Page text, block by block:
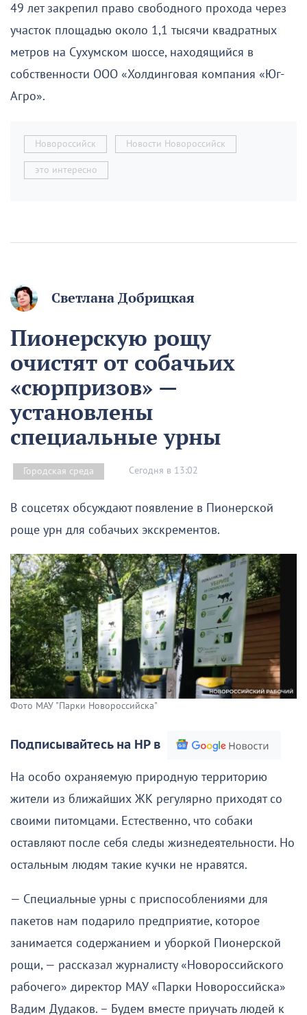
49 лет закрепил право свободного прохода через
участок площадью около 1,1 тысячи квадратных
метров на Сухумском шоссе, находящийся в
собственности ООО «Холдинговая компания «Юг-
Агро».
Новороссийск Новости Новороссийск
это интересно
Светлана Добрицкая
Пионерскую рощу
очистят от собачьих
«сюрпризов» —
установлены
специальные урны
Городская среда Сегодня в 13:02
В соцсетях обсуждают появление в Пионерской
роще урн для собачьих экскрементов.
Фото МАУ "Парки Новороссийска"
Подписывайтесь на НР в
На особо охраняемую природную территорию
жители из ближайших ЖК регулярно приходят со
своими питомцами. Естественно, что собаки
оставляют после себя следы жизнедеятельности. Но
остальным людям такие кучки не нравятся.
— Специальные урны с приспособлениями для
пакетов нам подарило предприятие, которое
занимается содержанием и уборкой Пионерской
рощи, — рассказал журналисту «Новороссийского
рабочего» директор МАУ «Парки Новороссийска»
Вадим Дудаков. – Будем вместе приучать людей к